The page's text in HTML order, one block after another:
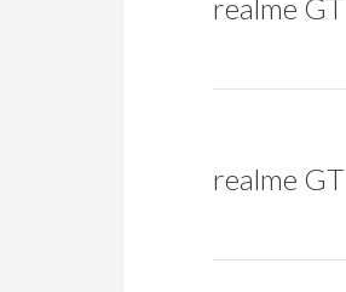
realme
realme